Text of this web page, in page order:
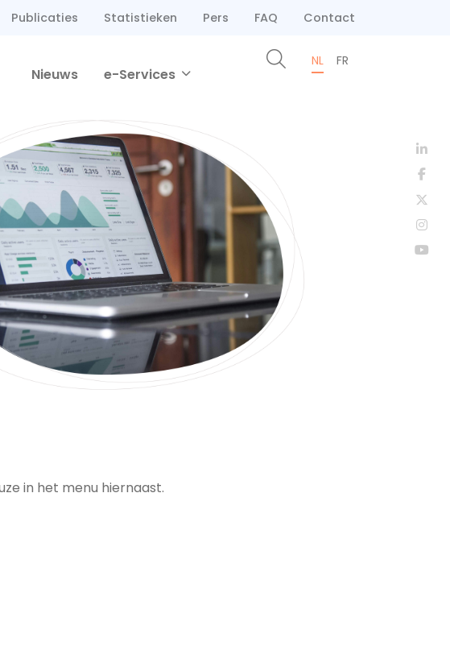
Publicaties Statistieken Pers FAQ Contact
Nieuws e-Services
NL FR
in het menu hiernaast.